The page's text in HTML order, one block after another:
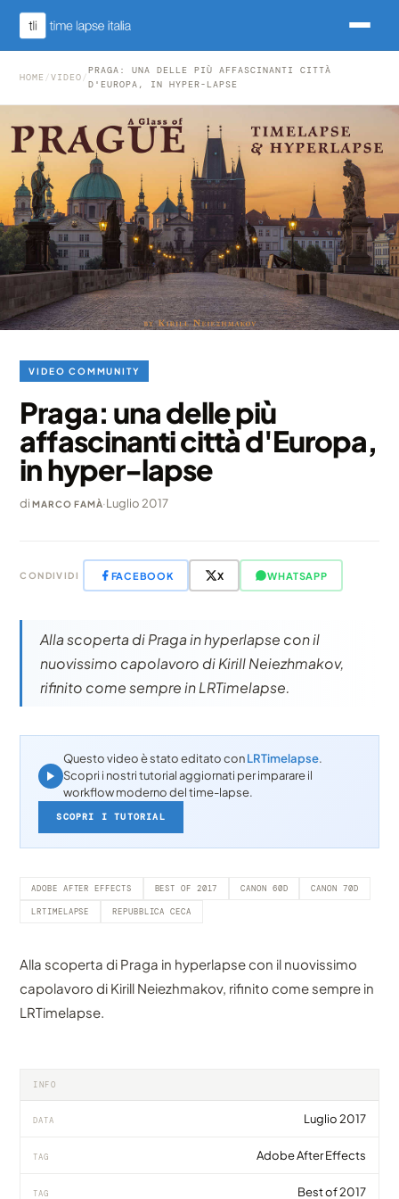
HOME /VIDEO /
PRAGA: UNA DELLE PIÙ AFFASCINANTI CITTÀ
D'EUROPA, IN HYPER-LAPSE
VIDEO COMMUNITY
Praga: una delle più
affascinanti città d'Europa,
in hyper-lapse
diMARCO FAMÀ·Luglio 2017
CONDIVIDI FACEBOOK X WHATSAPP
Alla scoperta di Praga in hyperlapse con il
nuovissimo capolavoro di Kirill Neiezhmakov,
rifinito come sempre in LRTimelapse.
Questo video è stato editato conLRTimelapse.
Scopri i nostri tutorial aggiornati per imparare il
workflow moderno del time-lapse.
SCOPRI I TUTORIAL
ADOBE AFTER EFFECTS BEST OF 2017 CANON 60D CANON 70D
LRTIMELAPSE REPUBBLICA CECA
Alla scoperta di Praga in hyperlapse con il nuovissimo
capolavoro di Kirill Neiezhmakov, rifinito come sempre in
LRTimelapse.
INFO
DATA Luglio 2017
TAG Adobe After Effects
TAG Best of 2017